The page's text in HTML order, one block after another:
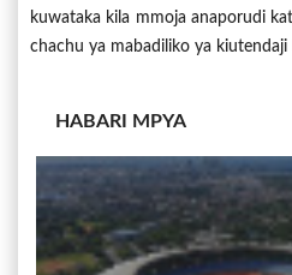
kuwataka kila mmoja anaporudi
chachu ya mabadiliko ya kiutendaji
HABARI MPYA